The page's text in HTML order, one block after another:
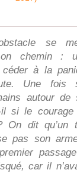
se
chemin :
céder à la
Une fois
autour de
il si le
On dit qu’un
pas son
car il